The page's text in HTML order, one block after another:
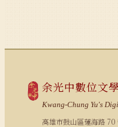
余光中數位文
Kwang-Chung Yu's
高雄市鼓山區蓮海路 70